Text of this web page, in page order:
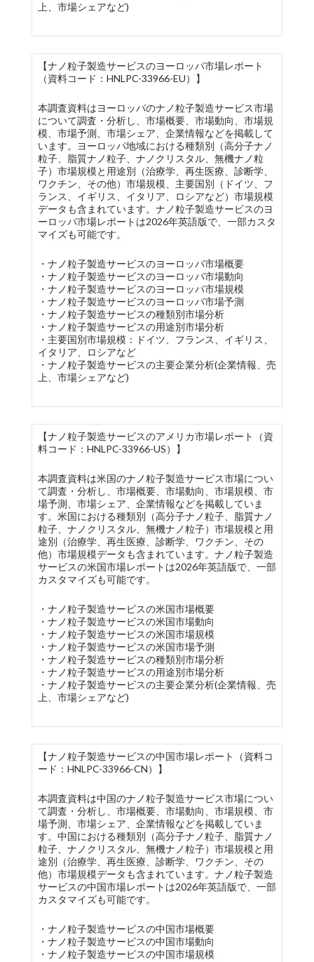
上、市場シェアなど)
【ナノ粒子製造サービスのヨーロッパ市場レポート
（資料コード：HNLPC-33966-EU）】
本調査資料はヨーロッパのナノ粒子製造サービス市場
について調査・分析し、市場概要、市場動向、市場規
模、市場予測、市場シェア、企業情報などを掲載して
います。ヨーロッパ地域における種類別（高分子ナノ
粒子、脂質ナノ粒子、ナノクリスタル、無機ナノ粒
子）市場規模と用途別（治療学、再生医療、診断学、
ワクチン、その他）市場規模、主要国別（ドイツ、フ
ランス、イギリス、イタリア、ロシアなど）市場規模
データも含まれています。ナノ粒子製造サービスのヨ
ーロッパ市場レポートは2026年英語版で、一部カスタ
マイズも可能です。
・ナノ粒子製造サービスのヨーロッパ市場概要
・ナノ粒子製造サービスのヨーロッパ市場動向
・ナノ粒子製造サービスのヨーロッパ市場規模
・ナノ粒子製造サービスのヨーロッパ市場予測
・ナノ粒子製造サービスの種類別市場分析
・ナノ粒子製造サービスの用途別市場分析
・主要国別市場規模：ドイツ、フランス、イギリス、
イタリア、ロシアなど
・ナノ粒子製造サービスの主要企業分析(企業情報、売
上、市場シェアなど)
【ナノ粒子製造サービスのアメリカ市場レポート（資
料コード：HNLPC-33966-US）】
本調査資料は米国のナノ粒子製造サービス市場につい
て調査・分析し、市場概要、市場動向、市場規模、市
場予測、市場シェア、企業情報などを掲載していま
す。米国における種類別（高分子ナノ粒子、脂質ナノ
粒子、ナノクリスタル、無機ナノ粒子）市場規模と用
途別（治療学、再生医療、診断学、ワクチン、その
他）市場規模データも含まれています。ナノ粒子製造
サービスの米国市場レポートは2026年英語版で、一部
カスタマイズも可能です。
・ナノ粒子製造サービスの米国市場概要
・ナノ粒子製造サービスの米国市場動向
・ナノ粒子製造サービスの米国市場規模
・ナノ粒子製造サービスの米国市場予測
・ナノ粒子製造サービスの種類別市場分析
・ナノ粒子製造サービスの用途別市場分析
・ナノ粒子製造サービスの主要企業分析(企業情報、売
上、市場シェアなど)
【ナノ粒子製造サービスの中国市場レポート（資料コ
ード：HNLPC-33966-CN）】
本調査資料は中国のナノ粒子製造サービス市場につい
て調査・分析し、市場概要、市場動向、市場規模、市
場予測、市場シェア、企業情報などを掲載していま
す。中国における種類別（高分子ナノ粒子、脂質ナノ
粒子、ナノクリスタル、無機ナノ粒子）市場規模と用
途別（治療学、再生医療、診断学、ワクチン、その
他）市場規模データも含まれています。ナノ粒子製造
サービスの中国市場レポートは2026年英語版で、一部
カスタマイズも可能です。
・ナノ粒子製造サービスの中国市場概要
・ナノ粒子製造サービスの中国市場動向
・ナノ粒子製造サービスの中国市場規模